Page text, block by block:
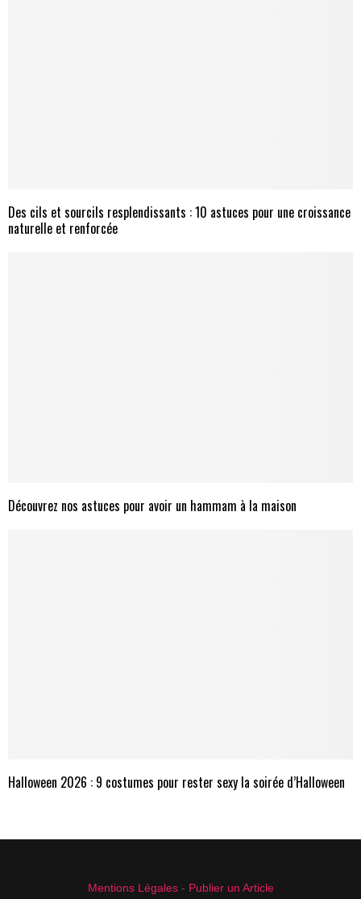
Des cils et sourcils resplendissants : 10 astuces pour une croissance
naturelle et renforcée
Découvrez nos astuces pour avoir un hammam à la maison
Halloween 2026 : 9 costumes pour rester sexy la soirée d’Halloween
Mentions Légales- Publier un Article